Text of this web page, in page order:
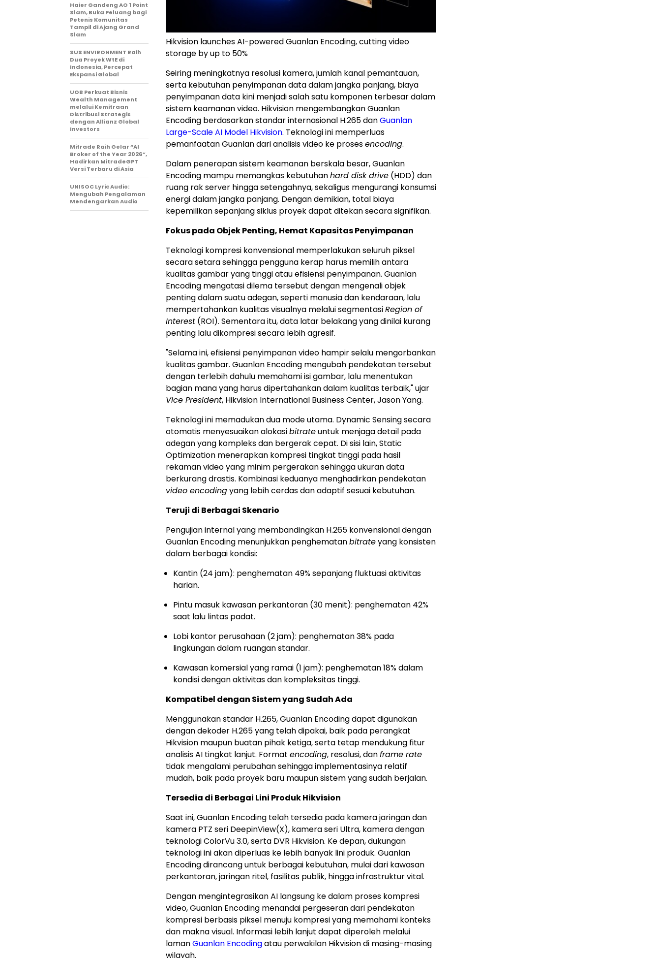
Hikvision launches AI-powered Guanlan Encoding, cutting video
storage by up to 50%
Seiring meningkatnya resolusi kamera, jumlah kanal pemantauan,
serta kebutuhan penyimpanan data dalam jangka panjang, biaya
penyimpanan data kini menjadi salah satu komponen terbesar dalam
sistem keamanan video. Hikvision mengembangkan Guanlan
Encoding berdasarkan standar internasional H.265 danGuanlan
Large-Scale AI Model Hikvision. Teknologi ini memperluas
pemanfaatan Guanlan dari analisis video ke prosesencoding.
Dalam penerapan sistem keamanan berskala besar, Guanlan
Encoding mampu memangkas kebutuhanhard disk drive (HDD) dan
ruang rak server hingga setengahnya, sekaligus mengurangi konsumsi
energi dalam jangka panjang. Dengan demikian, total biaya
kepemilikan sepanjang siklus proyek dapat ditekan secara signifikan.
Fokus pada Objek Penting, Hemat Kapasitas Penyimpanan
Teknologi kompresi konvensional memperlakukan seluruh piksel
secara setara sehingga pengguna kerap harus memilih antara
kualitas gambar yang tinggi atau efisiensi penyimpanan. Guanlan
Encoding mengatasi dilema tersebut dengan mengenali objek
penting dalam suatu adegan, seperti manusia dan kendaraan, lalu
mempertahankan kualitas visualnya melalui segmentasiRegion of
Interest (ROI). Sementara itu, data latar belakang yang dinilai kurang
penting lalu dikompresi secara lebih agresif.
"Selama ini, efisiensi penyimpanan video hampir selalu mengorbankan
kualitas gambar. Guanlan Encoding mengubah pendekatan tersebut
dengan terlebih dahulu memahami isi gambar, lalu menentukan
bagian mana yang harus dipertahankan dalam kualitas terbaik," ujar
Vice President, Hikvision International Business Center, Jason Yang.
Teknologi ini memadukan dua mode utama. Dynamic Sensing secara
otomatis menyesuaikan alokasibitrateuntuk menjaga detail pada
adegan yang kompleks dan bergerak cepat. Di sisi lain, Static
Optimization menerapkan kompresi tingkat tinggi pada hasil
rekaman video yang minim pergerakan sehingga ukuran data
berkurang drastis. Kombinasi keduanya menghadirkan pendekatan
video encodingyang lebih cerdas dan adaptif sesuai kebutuhan.
Teruji di Berbagai Skenario
Pengujian internal yang membandingkan H.265 konvensional dengan
Guanlan Encoding menunjukkan penghematanbitrateyang konsisten
dalam berbagai kondisi:
Kantin (24 jam): penghematan 49% sepanjang fluktuasi aktivitas
harian.
Pintu masuk kawasan perkantoran (30 menit): penghematan 42%
saat lalu lintas padat.
Lobi kantor perusahaan (2 jam): penghematan 38% pada
lingkungan dalam ruangan standar.
Kawasan komersial yang ramai (1 jam): penghematan 18% dalam
kondisi dengan aktivitas dan kompleksitas tinggi.
Kompatibel dengan Sistem yang Sudah Ada
Menggunakan standar H.265, Guanlan Encoding dapat digunakan
dengan dekoder H.265 yang telah dipakai, baik pada perangkat
Hikvision maupun buatan pihak ketiga, serta tetap mendukung fitur
analisis AI tingkat lanjut. Format encoding, resolusi, danframe rate
tidak mengalami perubahan sehingga implementasinya relatif
mudah, baik pada proyek baru maupun sistem yang sudah berjalan.
Tersedia di Berbagai Lini Produk Hikvision
Saat ini, Guanlan Encoding telah tersedia pada kamera jaringan dan
kamera PTZ seri DeepinView(X), kamera seri Ultra, kamera dengan
teknologi ColorVu 3.0, serta DVR Hikvision. Ke depan, dukungan
teknologi ini akan diperluas ke lebih banyak lini produk. Guanlan
Encoding dirancang untuk berbagai kebutuhan, mulai dari kawasan
perkantoran, jaringan ritel, fasilitas publik, hingga infrastruktur vital.
Dengan mengintegrasikan AI langsung ke dalam proses kompresi
video, Guanlan Encoding menandai pergeseran dari pendekatan
kompresi berbasis piksel menuju kompresi yang memahami konteks
dan makna visual. Informasi lebih lanjut dapat diperoleh melalui
lamanGuanlan Encodingatau perwakilan Hikvision di masing-masing
wilayah.
Haier Gandeng AO 1 Point
Slam, Buka Peluang bagi
Petenis Komunitas
Tampil di Ajang Grand
Slam
SUS ENVIRONMENT Raih
Dua Proyek WtE di
Indonesia, Percepat
Ekspansi Global
UOB Perkuat Bisnis
Wealth Management
melalui Kemitraan
Distribusi Strategis
dengan Allianz Global
Investors
Mitrade Raih Gelar “AI
Broker of the Year 2026”,
Hadirkan MitradeGPT
Versi Terbaru di Asia
UNISOC Lyric Audio:
Mengubah Pengalaman
Mendengarkan Audio